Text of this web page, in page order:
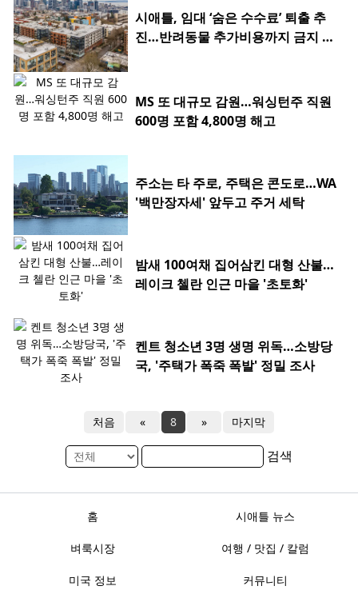
시애틀, 임대 ‘숨은 수수료’ 퇴출 추
진…반려동물 추가비용까지 금지 검
MS 또 대규모 감원…워싱턴주 직원
600명 포함 4,800명 해고
주소는 타 주로, 주택은 콘도로…WA
'백만장자세' 앞두고 주거 세탁
밤새 100여채 집어삼킨 대형 산불…
레이크 첼란 인근 마을 '초토화'
켄트 청소년 3명 생명 위독…소방당
국, '주택가 폭죽 폭발' 정밀 조사
처음 « 8 » 마지막
검색
홈 시애틀 뉴스
벼룩시장 여행 / 맛집 / 칼럼
미국 정보 커뮤니티